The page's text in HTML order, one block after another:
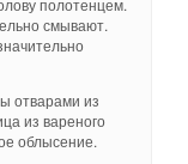
полотенцем.
смывают.
отварами из
из вареного
облысение.